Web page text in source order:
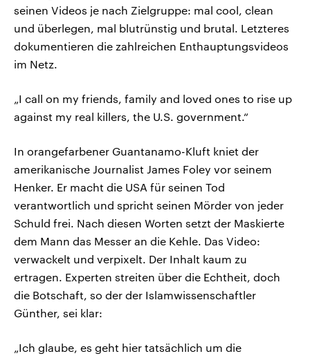
seinen Videos je nach Zielgruppe: mal cool, clean
und überlegen, mal blutrünstig und brutal. Letzteres
dokumentieren die zahlreichen Enthauptungsvideos
im Netz.
„I call on my friends, family and loved ones to rise up
against my real killers, the U.S. government.“
In orangefarbener Guantanamo-Kluft kniet der
amerikanische Journalist James Foley vor seinem
Henker. Er macht die USA für seinen Tod
verantwortlich und spricht seinen Mörder von jeder
Schuld frei. Nach diesen Worten setzt der Maskierte
dem Mann das Messer an die Kehle. Das Video:
verwackelt und verpixelt. Der Inhalt kaum zu
ertragen. Experten streiten über die Echtheit, doch
die Botschaft, so der der Islamwissenschaftler
Günther, sei klar:
„Ich glaube, es geht hier tatsächlich um die